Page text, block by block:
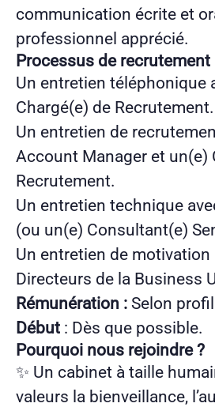
communication écrite et
professionnel apprécié.
Processus de recrutement
Un entretien téléphonique
Chargé(e) de Recrutement.
Un entretien de
Account Manager et un(e)
Recrutement.
Un entretien technique
(ou un(e) Consultant(e)
Un entretien de motivation
Directeurs de la Business
Rémunération : Selon
Début : Dès que possible.
Pourquoi nous rejoindre ?
✨ Un cabinet à taille
valeurs la bienveillance,